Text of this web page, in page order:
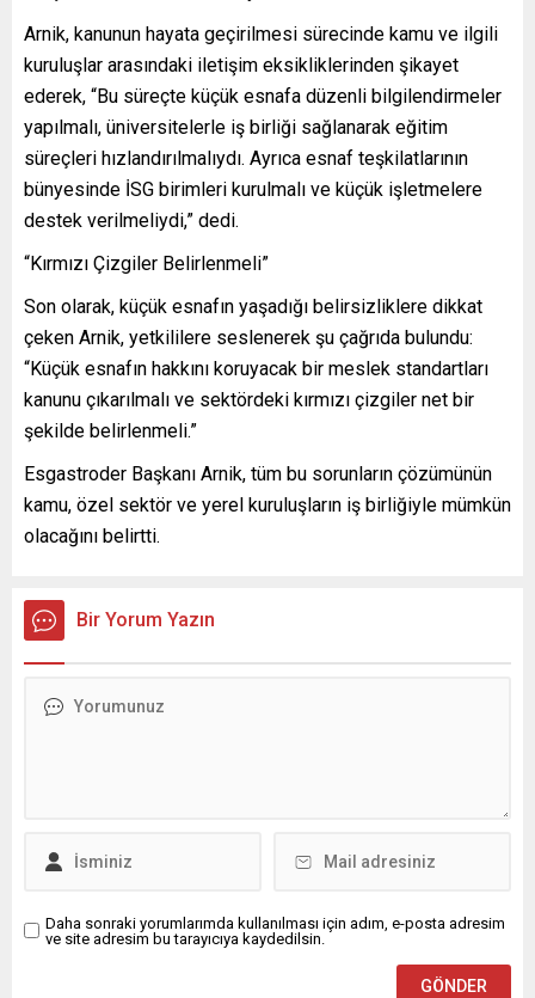
Arnik, kanunun hayata geçirilmesi sürecinde kamu ve ilgili
kuruluşlar arasındaki iletişim eksikliklerinden şikayet
ederek, “Bu süreçte küçük esnafa düzenli bilgilendirmeler
yapılmalı, üniversitelerle iş birliği sağlanarak eğitim
süreçleri hızlandırılmalıydı. Ayrıca esnaf teşkilatlarının
bünyesinde İSG birimleri kurulmalı ve küçük işletmelere
destek verilmeliydi,” dedi.
“Kırmızı Çizgiler Belirlenmeli”
Son olarak, küçük esnafın yaşadığı belirsizliklere dikkat
çeken Arnik, yetkililere seslenerek şu çağrıda bulundu:
“Küçük esnafın hakkını koruyacak bir meslek standartları
kanunu çıkarılmalı ve sektördeki kırmızı çizgiler net bir
şekilde belirlenmeli.”
Esgastroder Başkanı Arnik, tüm bu sorunların çözümünün
kamu, özel sektör ve yerel kuruluşların iş birliğiyle mümkün
olacağını belirtti.
Bir Yorum Yazın
Daha sonraki yorumlarımda kullanılması için adım, e-posta adresim
ve site adresim bu tarayıcıya kaydedilsin.